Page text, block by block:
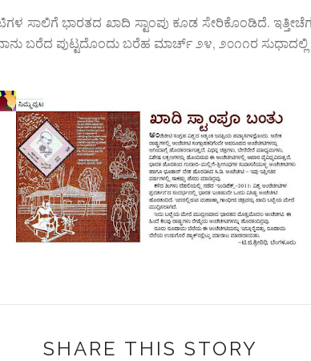
ಸಾಲಿಗೆ ಭಾರತದ ಖಾದಿ ಸ್ಟಾಂಪು ಕೂಡ ಸೇರಿಕೊಂಡಿದೆ.
ಬರೆದ ಪುಟ್ಟದೊಂದು ಬರೆಹ ಮಾರ್ಚ್ ೨೪, ೨೦೧೧ರ ಸುಧಾದಲ್ಲಿ
SHARE THIS STORY